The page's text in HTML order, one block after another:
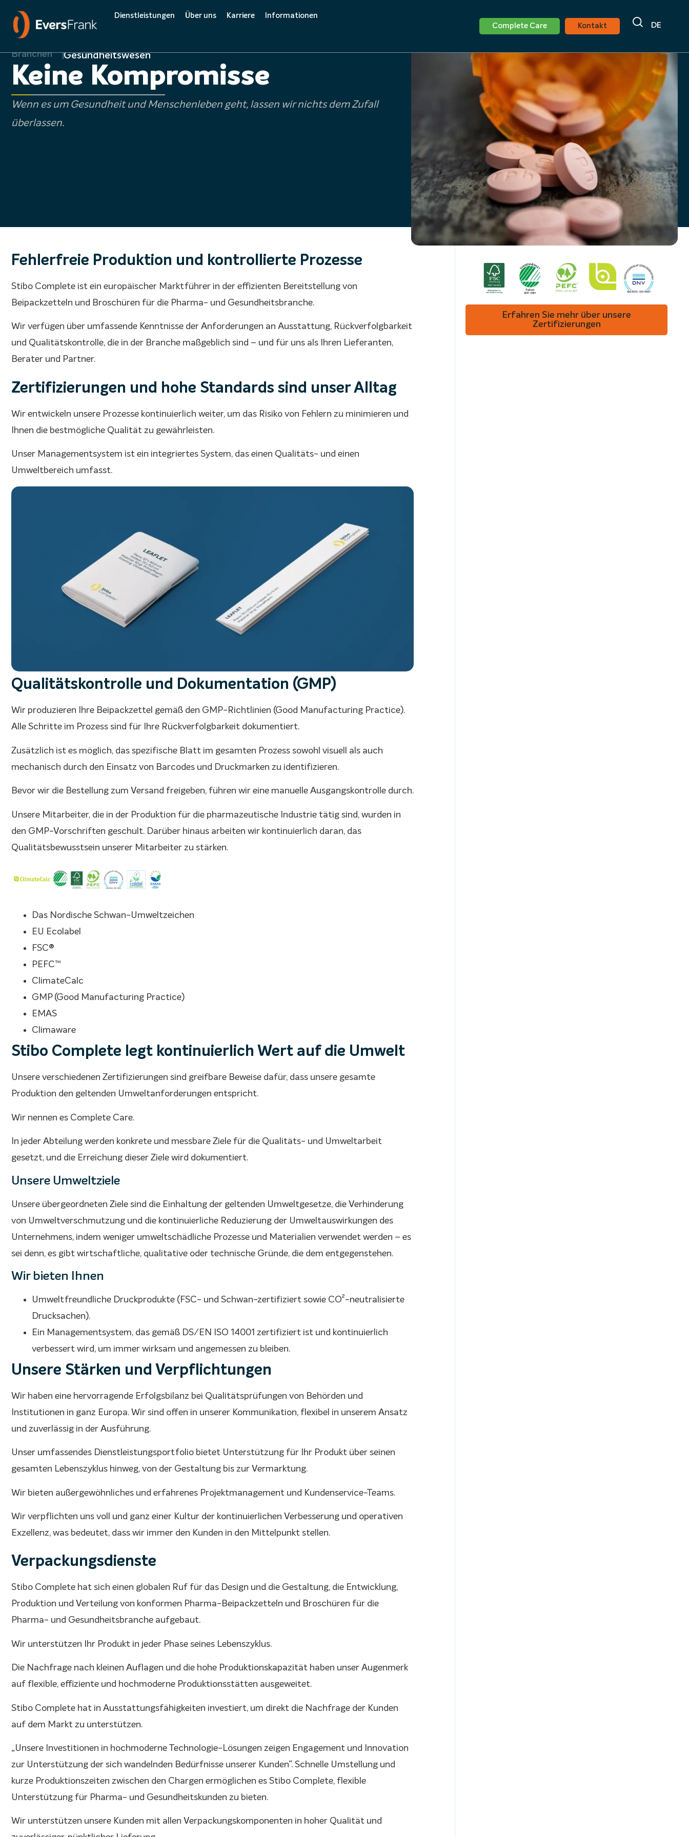
Dienstleistungen Über uns
Complete Care
Qualität
Karriere
Initiativbewerbung
Offene Stellenangebote
Informationen
Downloads
Complete Care Kontakt DE
Branchen Gesundheitswesen
Keine Kompromisse
Wenn es um Gesundheit und Menschenleben geht, lassen wir nichts dem Zufall
überlassen.
Fehlerfreie Produktion und kontrollierte Prozesse
Stibo Complete ist ein europäischer Marktführer in der effizienten Bereitstellung von
Beipackzetteln und Broschüren für die Pharma- und Gesundheitsbranche.
Wir verfügen über umfassende Kenntnisse der Anforderungen an Ausstattung, Rückverfolgbarkeit
und Qualitätskontrolle, die in der Branche maßgeblich sind – und für uns als Ihren Lieferanten,
Berater und Partner.
Zertifizierungen und hohe Standards sind unser Alltag
Wir entwickeln unsere Prozesse kontinuierlich weiter, um das Risiko von Fehlern zu minimieren und
Ihnen die bestmögliche Qualität zu gewährleisten.
Unser Managementsystem ist ein integriertes System, das einen Qualitäts- und einen
Umweltbereich umfasst.
Qualitätskontrolle und Dokumentation (GMP)
Wir produzieren Ihre Beipackzettel gemäß den GMP-Richtlinien (Good Manufacturing Practice).
Alle Schritte im Prozess sind für Ihre Rückverfolgbarkeit dokumentiert.
Zusätzlich ist es möglich, das spezifische Blatt im gesamten Prozess sowohl visuell als auch
mechanisch durch den Einsatz von Barcodes und Druckmarken zu identifizieren.
Bevor wir die Bestellung zum Versand freigeben, führen wir eine manuelle Ausgangskontrolle durch.
Unsere Mitarbeiter, die in der Produktion für die pharmazeutische Industrie tätig sind, wurden in
den GMP-Vorschriften geschult. Darüber hinaus arbeiten wir kontinuierlich daran, das
Qualitätsbewusstsein unserer Mitarbeiter zu stärken.
Das Nordische Schwan-Umweltzeichen
EU Ecolabel
FSC®
PEFC™
ClimateCalc
GMP (Good Manufacturing Practice)
EMAS
Climaware
Stibo Complete legt kontinuierlich Wert auf die Umwelt
Unsere verschiedenen Zertifizierungen sind greifbare Beweise dafür, dass unsere gesamte
Produktion den geltenden Umweltanforderungen entspricht.
Wir nennen es Complete Care.
In jeder Abteilung werden konkrete und messbare Ziele für die Qualitäts- und Umweltarbeit
gesetzt, und die Erreichung dieser Ziele wird dokumentiert.
Unsere Umweltziele
Unsere übergeordneten Ziele sind die Einhaltung der geltenden Umweltgesetze, die Verhinderung
von Umweltverschmutzung und die kontinuierliche Reduzierung der Umweltauswirkungen des
Unternehmens, indem weniger umweltschädliche Prozesse und Materialien verwendet werden – es
sei denn, es gibt wirtschaftliche, qualitative oder technische Gründe, die dem entgegenstehen.
Wir bieten Ihnen
Umweltfreundliche Druckprodukte (FSC- und Schwan-zertifiziert sowie CO²-neutralisierte
Drucksachen).
Ein Managementsystem, das gemäß DS/EN ISO 14001 zertifiziert ist und kontinuierlich
verbessert wird, um immer wirksam und angemessen zu bleiben.
Unsere Stärken und Verpflichtungen
Wir haben eine hervorragende Erfolgsbilanz bei Qualitätsprüfungen von Behörden und
Institutionen in ganz Europa. Wir sind offen in unserer Kommunikation, flexibel in unserem Ansatz
und zuverlässig in der Ausführung.
Unser umfassendes Dienstleistungsportfolio bietet Unterstützung für Ihr Produkt über seinen
gesamten Lebenszyklus hinweg, von der Gestaltung bis zur Vermarktung.
Wir bieten außergewöhnliches und erfahrenes Projektmanagement und Kundenservice-Teams.
Wir verpflichten uns voll und ganz einer Kultur der kontinuierlichen Verbesserung und operativen
Exzellenz, was bedeutet, dass wir immer den Kunden in den Mittelpunkt stellen.
Verpackungsdienste
Stibo Complete hat sich einen globalen Ruf für das Design und die Gestaltung, die Entwicklung,
Produktion und Verteilung von konformen Pharma-Beipackzetteln und Broschüren für die
Pharma- und Gesundheitsbranche aufgebaut.
Wir unterstützen Ihr Produkt in jeder Phase seines Lebenszyklus.
Die Nachfrage nach kleinen Auflagen und die hohe Produktionskapazität haben unser Augenmerk
auf flexible, effiziente und hochmoderne Produktionsstätten ausgeweitet.
Stibo Complete hat in Ausstattungsfähigkeiten investiert, um direkt die Nachfrage der Kunden
auf dem Markt zu unterstützen.
„Unsere Investitionen in hochmoderne Technologie-Lösungen zeigen Engagement und Innovation
zur Unterstützung der sich wandelnden Bedürfnisse unserer Kunden“. Schnelle Umstellung und
kurze Produktionszeiten zwischen den Chargen ermöglichen es Stibo Complete, flexible
Unterstützung für Pharma- und Gesundheitskunden zu bieten.
Wir unterstützen unsere Kunden mit allen Verpackungskomponenten in hoher Qualität und
Erfahren Sie mehr über unsere
Zertifizierungen